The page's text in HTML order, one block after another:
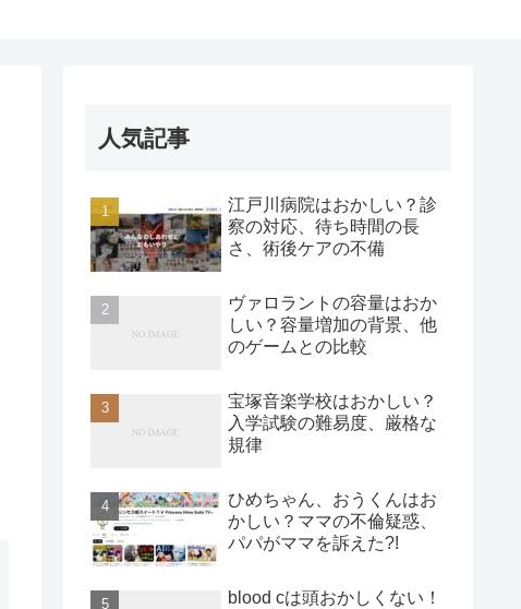
人気記事
江戸川病院はおかしい？診
察の対応、待ち時間の長
さ、術後ケアの不備
ヴァロラントの容量はおか
しい？容量増加の背景、他
のゲームとの比較
宝塚音楽学校はおかしい？
入学試験の難易度、厳格な
規律
ひめちゃん、おうくんはお
かしい？ママの不倫疑惑、
パパがママを訴えた?!
blood cは頭おかしくない！